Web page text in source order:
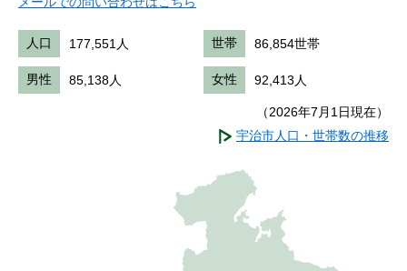
人口 177,551人 世帯 86,854世帯
男性 85,138人 女性 92,413人
（2026年7月1日現在）
宇治市人口・世帯数の推移